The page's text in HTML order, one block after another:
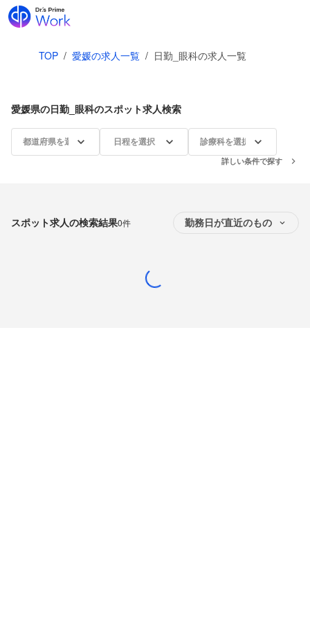
TOP / 愛媛の求人一覧 / 日勤_眼科の求人一覧
愛媛県の日勤_眼科のスポット求人検索
都道府県を選択 日程を選択 診療科を選択
詳しい条件で探す
スポット求人の検索結果0件 勤務日が直近のもの
Loading...